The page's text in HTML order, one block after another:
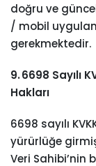
doğru ve
/ mobil
gerekmektedir.
9. 6698 Sayılı
Hakları
6698 sayılı
yürürlüğe
Veri Sahibi’nin